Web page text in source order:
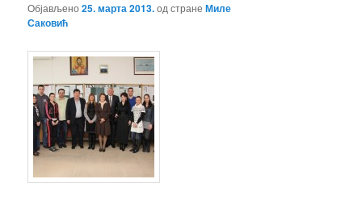
Објављено25. марта 2013.од странеМиле
Саковић